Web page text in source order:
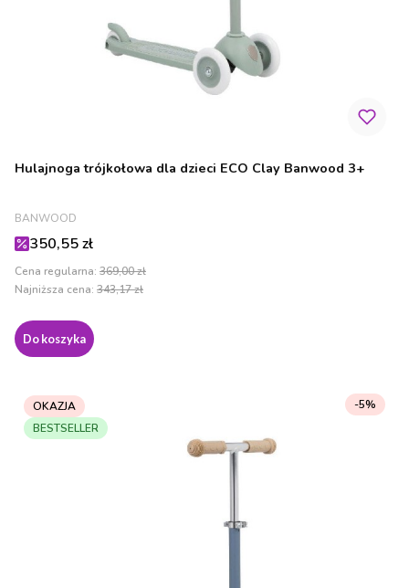
Hulajnoga trójkołowa dla dzieci ECO Clay Banwood 3+
PRODUCENT
BANWOOD
Cena promocyjna
350,55 zł
Cena regularna: 369,00 zł
Najniższa cena: 343,17 zł
Do koszyka
OKAZJA
BESTSELLER
-5%